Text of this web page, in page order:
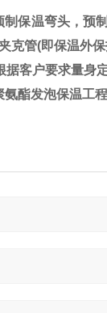
保温弯头，预
克管(即保温外
客户要求量身
酯发泡保温工程